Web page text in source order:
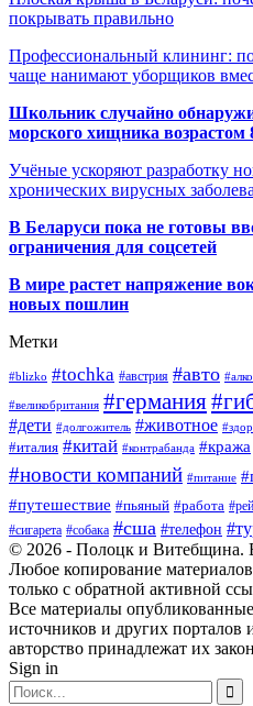
покрывать правильно
Профессиональный клининг:
чаще нанимают уборщиков
Школьник случайно
морского хищника возрастом
Учёные ускоряют разработку
хронических вирусных
В Беларуси пока не готовы
ограничения для соцсетей
В мире растет напряжение
новых пошлин
Метки
#blizko #tochka #австрия #авто
#великобритания #германия
#дети #долгожитель #животное
#италия #китай #контрабанда #кража
#новости компаний #питание
#путешествие #пьяный #работа
#сигарета #собака #сша #телефон
© 2026 - Полоцк и Витебщина.
Любое копирование
только с обратной активной
Все материалы
источников и других порталов
авторство принадлежат их
Sign in